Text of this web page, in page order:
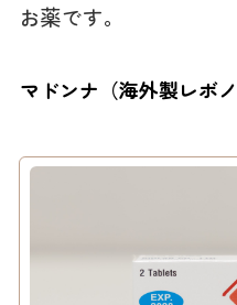
お薬です。
マドンナ（海外製レボ